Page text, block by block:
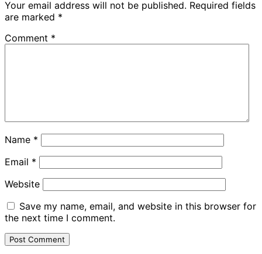
Your email address will not be published. Required fields
are marked *
Comment *
Name *
Email *
Website
Save my name, email, and website in this browser for
the next time I comment.